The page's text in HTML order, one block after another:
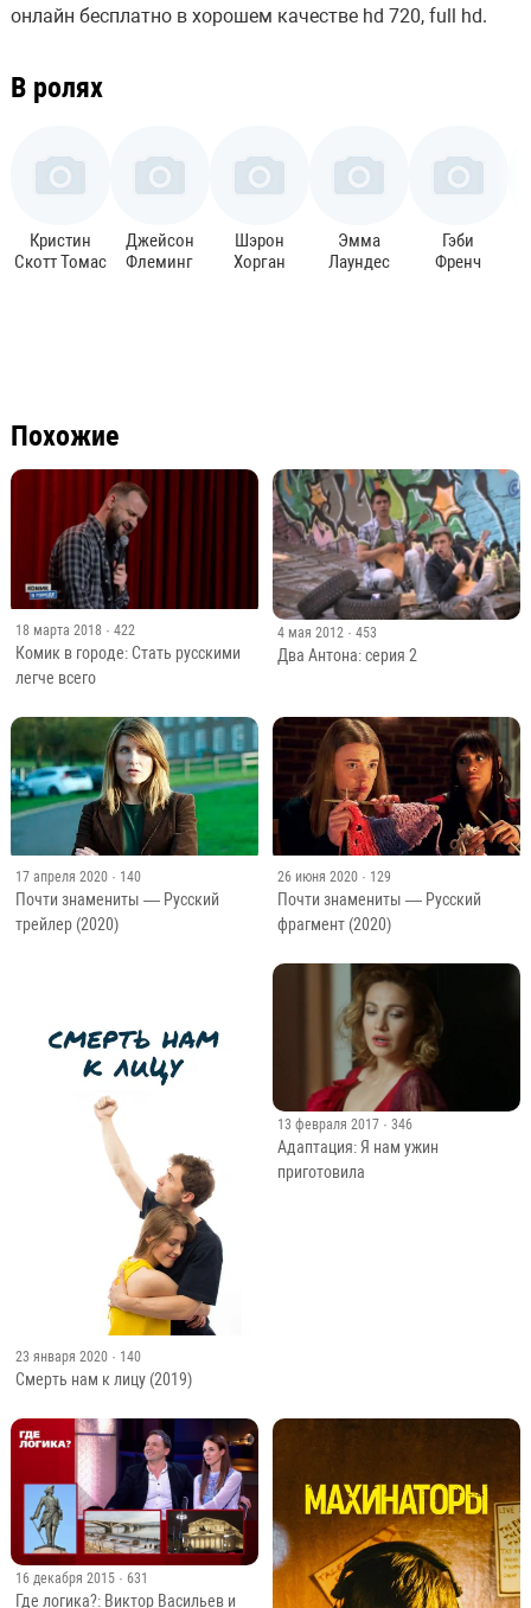
онлайн бесплатно в хорошем качестве hd 720, full hd.
В ролях
Кристин
Скотт Томас
Джейсон
Флеминг
Шэрон
Хорган
Эмма
Лаундес
Гэби
Френч
Похожие
18 марта 2018 · 422
Комик в городе: Стать русскими
легче всего
4 мая 2012 · 453
Два Антона: серия 2
17 апреля 2020 · 140
Почти знамениты — Русский
трейлер (2020)
26 июня 2020 · 129
Почти знамениты — Русский
фрагмент (2020)
23 января 2020 · 140
Смерть нам к лицу (2019)
13 февраля 2017 · 346
Адаптация: Я нам ужин
приготовила
16 декабря 2015 · 631
Где логика?: Виктор Васильев и